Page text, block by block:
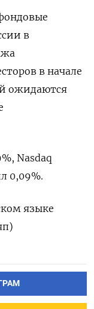
в
в ⁠начале
ожидаются
Nasdaq
‍0,09%.
языке